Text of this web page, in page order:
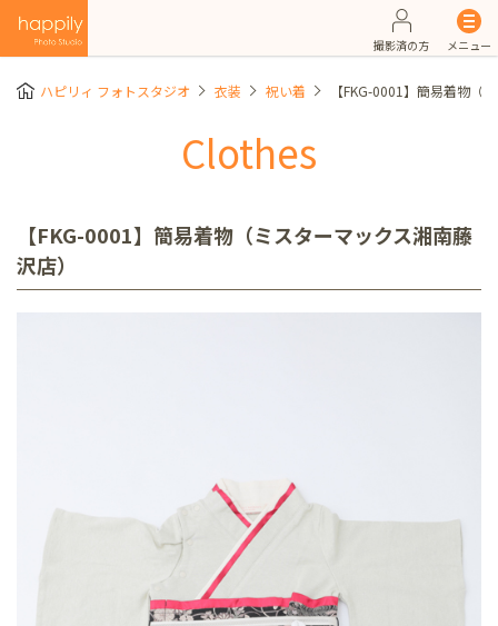
撮影済の方 メニュー
ハピリィ フォトスタジオ 衣装 祝い着 【FKG-0001】簡易着物（
Clothes
【FKG-0001】簡易着物（ミスターマックス湘南藤
沢店）